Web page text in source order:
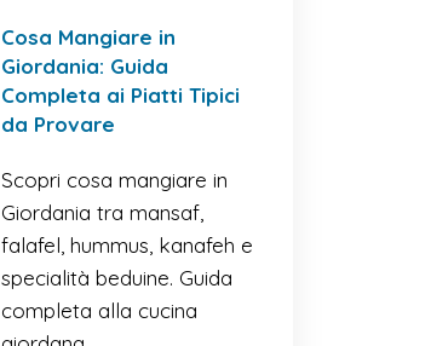
Cosa Mangiare in
Giordania: Guida
Completa ai Piatti Tipici
da Provare
Scopri cosa mangiare in
Giordania tra mansaf,
falafel, hummus, kanafeh e
specialità beduine. Guida
completa alla cucina